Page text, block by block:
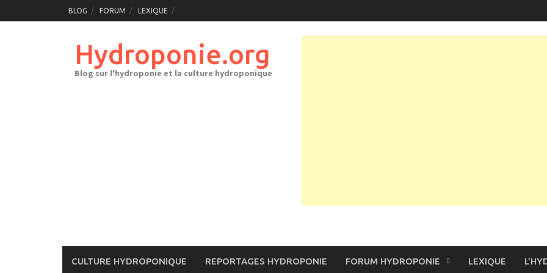
to
BLOG FORUM LEXIQUE
Hydroponie.org
Blog sur l'hydroponie et la culture hydroponique
CULTURE HYDROPONIQUE REPORTAGES HYDROPONIE FORUM HYDROPONIE LEXIQUE